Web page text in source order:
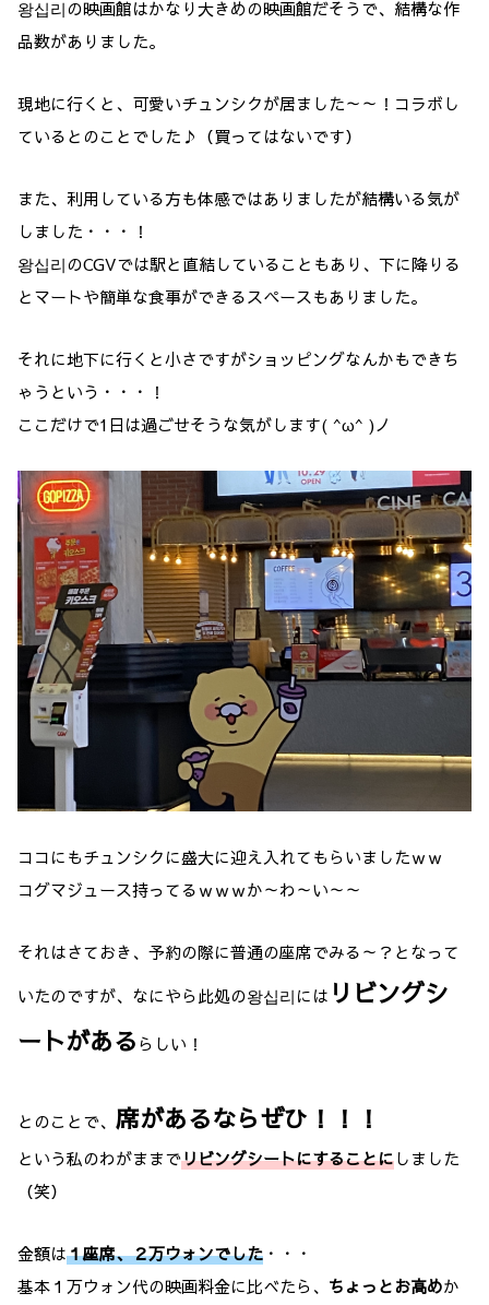
왕십리の映画館はかなり大きめの映画館だそうで、結構な作
品数がありました。
現地に行くと、可愛いチュンシクが居ました～～！コラボし
ているとのことでした♪（買ってはないです）
また、利用している方も体感ではありましたが結構いる気が
しました・・・！
왕십리のCGVでは駅と直結していることもあり、下に降りる
とマートや簡単な食事ができるスペースもありました。
それに地下に行くと小さですがショッピングなんかもできち
ゃうという・・・！
ここだけで1日は過ごせそうな気がします( ^ω^ )ノ
ココにもチュンシクに盛大に迎え入れてもらいましたｗｗ
コグマジュース持ってるｗｗｗか～わ～い～～
それはさておき、予約の際に普通の座席でみる～？となって
いたのですが、なにやら此処の왕십리には リビングシ
ートがあるらしい！
とのことで、 席があるならぜひ！！！
という私のわがままでリビングシートにすることにしました
（笑）
金額は１座席、２万ウォンでした ・・・
基本１万ウォン代の映画料金に比べたら、 ちょっとお高めか